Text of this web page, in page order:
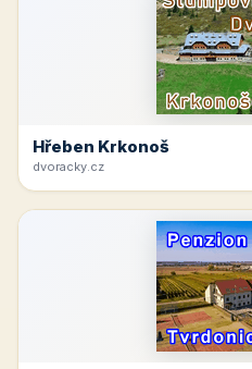
Hřeben Krkonoš
dvoracky.cz